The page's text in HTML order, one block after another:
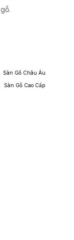
Sàn Gỗ Châu Âu
Sàn Gỗ Cao Cấp